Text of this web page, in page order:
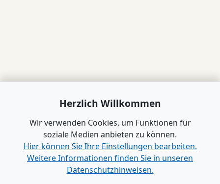
Herzlich Willkommen
Wir verwenden Cookies, um Funktionen für
soziale Medien anbieten zu können.
Hier können Sie Ihre Einstellungen bearbeiten.
Weitere Informationen finden Sie in unseren
Datenschutzhinweisen.